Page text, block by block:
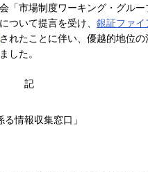
「市場制度ワーキング・グル
ついて提言を受け、 銀証ファイ
されたことに伴い、優越的地位
した。
記
る情報収集窓口」